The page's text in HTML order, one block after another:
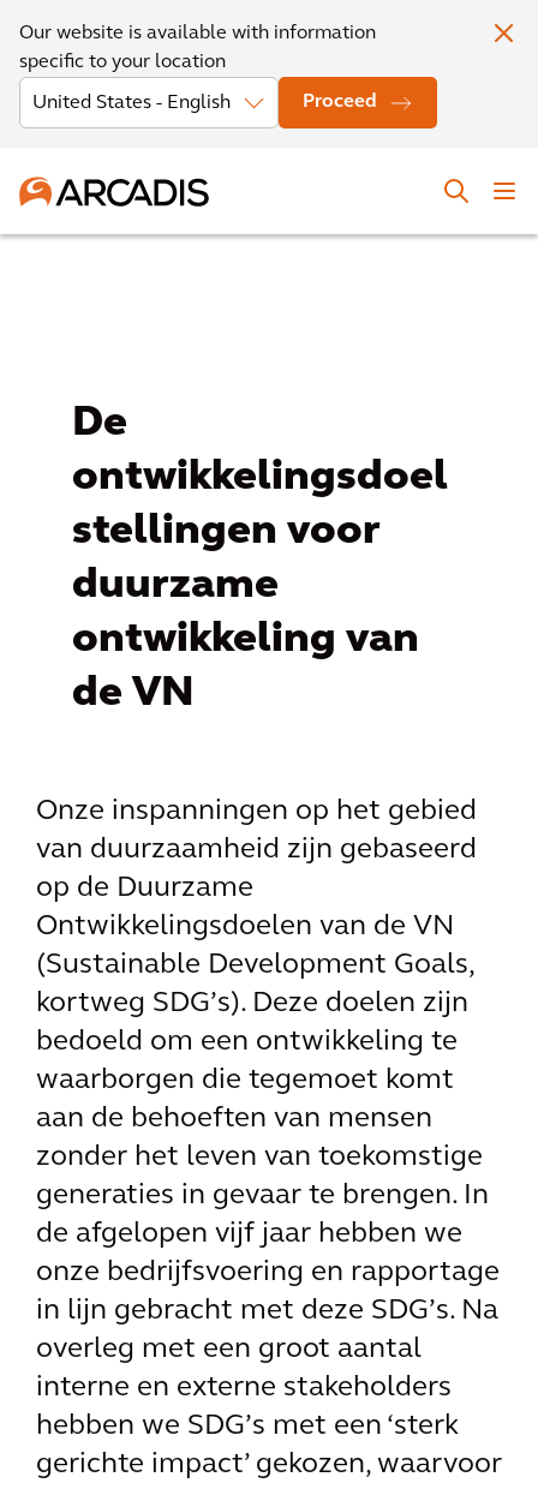
Our website is available with information
specific to your location
Proceed
De
ontwikkelingsdoel
stellingen voor
duurzame
ontwikkeling van
de VN
Onze inspanningen op het gebied
van duurzaamheid zijn gebaseerd
op de Duurzame
Ontwikkelingsdoelen van de VN
(Sustainable Development Goals,
kortweg SDG’s). Deze doelen zijn
bedoeld om een ontwikkeling te
waarborgen die tegemoet komt
aan de behoeften van mensen
zonder het leven van toekomstige
generaties in gevaar te brengen. In
de afgelopen vijf jaar hebben we
onze bedrijfsvoering en rapportage
in lijn gebracht met deze SDG’s. Na
overleg met een groot aantal
interne en externe stakeholders
hebben we SDG’s met een ‘sterk
gerichte impact’ gekozen, waarvoor